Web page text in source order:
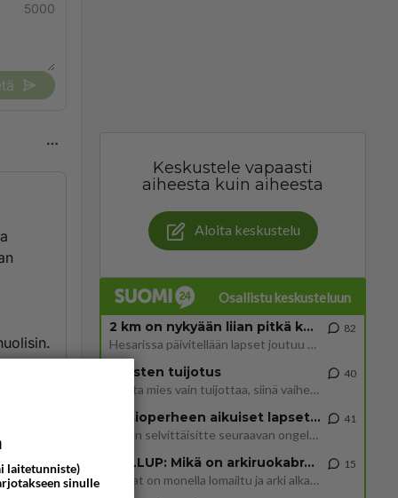
5000
Keskustele vapaasti
aiheesta kuin aiheesta
Aloita keskustelu
Osallistu keskusteluun
2 km on nykyään liian pitkä koulumatka
Hesarissa päivitellään lapset joutuu nyt kulkemaan 2 km kouluun jösses. Ruostefillarilla tuo matka menee vaikka miten äk
82
Miesten tuijotus
Mutta mies vain tuijottaa, siinä vaiheessa käännän itse pään pois. Mikä juttu? Yleensä jos joku tuijottaa tai katsoo, hä
40
Uusioperheen aikuiset lapset tyhjentää jääkaapin käydessään
Miten selvittäisitte seuraavan ongelman, meillä on uusioperhe, minulla teini-ikäiset lapset ja puolisolla aikuiset, jotk
41
GALLUP: Mikä on arkiruokabravuurisi?
Lomat on monella lomailtu ja arki alkaa. Se voi tarkoittaa myös sitä, että grillailut on grillattu ja palataan arjen ruo
15
laitetunniste)
sinulle